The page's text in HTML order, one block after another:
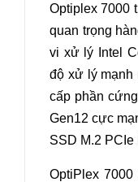
Optiplex 7000
quan trọng
vi xử lý Intel
độ xử lý mạnh
cấp phần
Gen12 cực
SSD M.2 PCIe
OptiPlex